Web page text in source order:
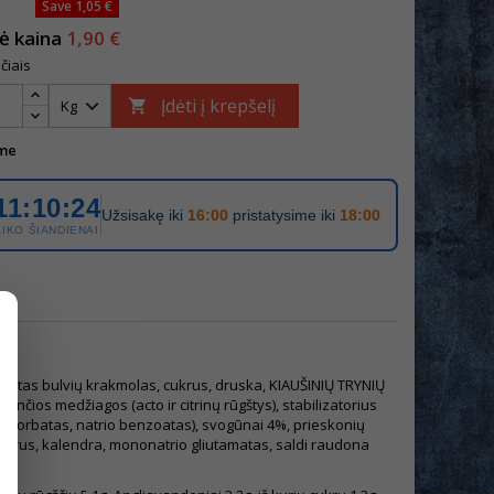
Save 1,05 €
kaina 1,90 €
 Įdėti į krepšelį
ŠIANDIENAI
Užsisakę iki 16:00 pristatysime iki 18:00
bulvių krakmolas, cukrus, druska, KIAUŠINIŲ TRYNIŲ
medžiagos (acto ir citrinų rūgštys), stabilizatorius
sorbatas, natrio benzoatas), svogūnai 4%, prieskonių
kalendra, mononatrio gliutamatas, saldi raudona